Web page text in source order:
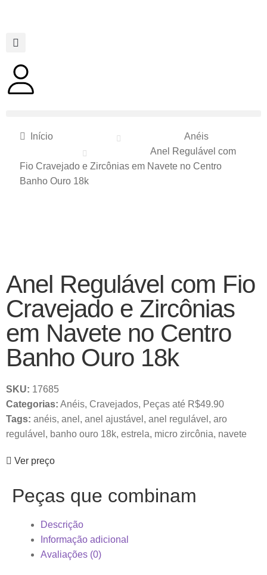
Início
Anéis
Anel Regulável com
Fio Cravejado e Zircônias em Navete no Centro
Banho Ouro 18k
Anel Regulável com Fio
Cravejado e Zircônias
em Navete no Centro
Banho Ouro 18k
SKU: 17685
Categorias: Anéis, Cravejados, Peças até R$49.90
Tags: anéis, anel , anel ajustável , anel regulável , aro
regulável , banho ouro 18k, estrela, micro zircônia, navete
Ver preço
Peças que combinam
Descrição
Informação adicional
Avaliações (0)